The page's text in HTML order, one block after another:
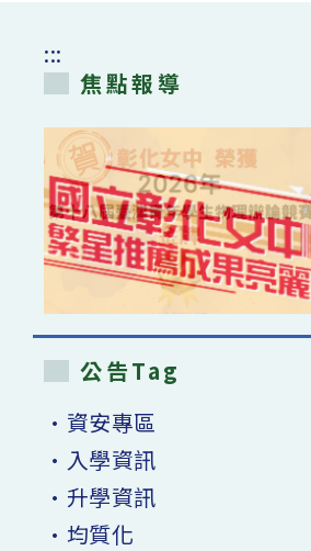
:::
焦點報導
公告Tag
•資安專區
•入學資訊
•升學資訊
•均質化